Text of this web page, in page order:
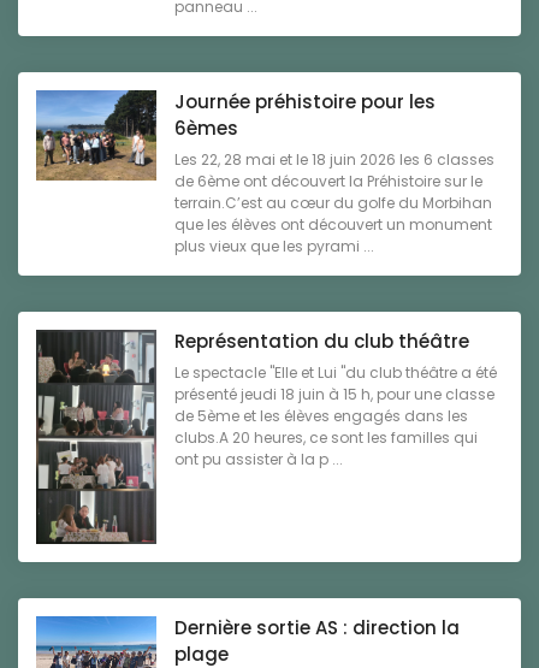
panneau ...
Journée préhistoire pour les
6èmes
Les 22, 28 mai et le 18 juin 2026 les 6 classes
de 6ème ont découvert la Préhistoire sur le
terrain.C’est au cœur du golfe du Morbihan
que les élèves ont découvert un monument
plus vieux que les pyrami ...
Représentation du club théâtre
Le spectacle "Elle et Lui "du club théâtre a été
présenté jeudi 18 juin à 15 h, pour une classe
de 5ème et les élèves engagés dans les
clubs.A 20 heures, ce sont les familles qui
ont pu assister à la p ...
Dernière sortie AS : direction la
plage